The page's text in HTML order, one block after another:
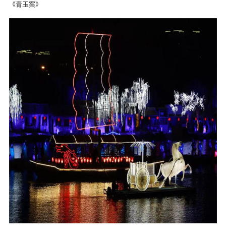
《青玉案》